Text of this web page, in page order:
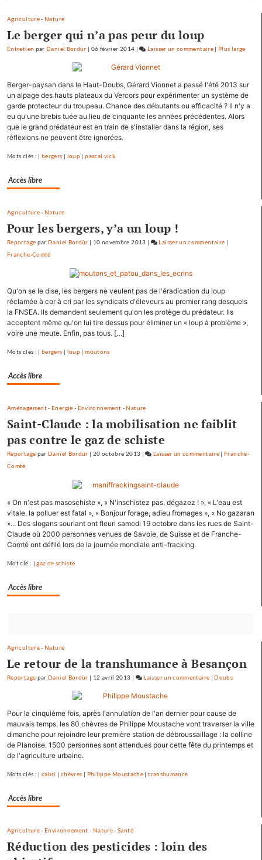
Agriculture-Nature
Le berger qui n’a pas peur du loup
Entretien parDaniel Bordür | 06 février 2014 | Laisser un commentaire on
et
les
scories
| Plus large
Berger-paysan dans le Haut-Doubs, Gérard Vionnet a passé l'été 2013 sur
un alpage des hauts plateaux du Vercors pour expérimenter un système de
garde protecteur du troupeau. Chance des débutants ou efficacité ? Il n'y a
eu qu'une brebis tuée au lieu de cinquante les années précédentes. Alors
que le grand prédateur est en train de s'installer dans la région, ses
réflexions ne peuvent être ignorées.
Mots clés : |bergers | loup |pascal vick
Accès libre
Agriculture-Nature
Pour les bergers, y’a un loup !
Reportage parDaniel Bordür | 10 novembre 2013 | Laisser un commentaire on
les
scories
de
|
Franche-Comté
Qu'on se le dise, les bergers ne veulent pas de l'éradication du loup
réclamée à cor à cri par les syndicats d'éleveurs au premier rang desquels
la FNSEA. Ils demandent seulement qu'on les protège du prédateur. Ils
acceptent même qu'on lui tire dessus pour éliminer un « loup à problème »,
voire une meute. Enfin, pas tous. […]
Mots clés : |bergers | loup |moutons
Accès libre
Aménagement-Energie - Environnement -Nature
Saint-Claude : la mobilisation ne faiblit
pas contre le gaz de schiste
Reportage parDaniel Bordür | 20 octobre 2013 | Laisser un commentaire on
les
scories
de
|Franche-
Comté
« On n'est pas masoschiste », « N'inschistez pas, dégazez ! », « L'eau est
vitale, la polluer est fatal », « Bonjour forage, adieu fromages », « No gazaran
»... Des slogans souriant ont fleuri samedi 19 octobre dans les rues de Saint-
Claude où 2000 personnes venues de Savoie, de Suisse et de Franche-
Comté ont défilé lors de la journée mondiale anti-fracking.
Mot clé : |gaz de schiste
Accès libre
vous
maintenant
Agriculture-Nature
Le retour de la transhumance à Besançon
Reportage parDaniel Bordür | 12 avril 2013 | Laisser un commentaire on
et
les
scories
de
|Doubs
Pour la cinquième fois, après l'annulation de l'an dernier pour cause de
mauvais temps, les 80 chèvres de Philippe Moustache vont traverser la ville
dimanche pour rejoindre leur première station de débroussaillage : la colline
de Planoise. 1500 personnes sont attendues pour cette fête du printemps et
de l'agriculture urbaine.
Mots clés : |cabri chèvres Philippe Moustache |transhumance
Accès libre
Agriculture- Environnement - Nature-Santé
Réduction des pesticides : loin des